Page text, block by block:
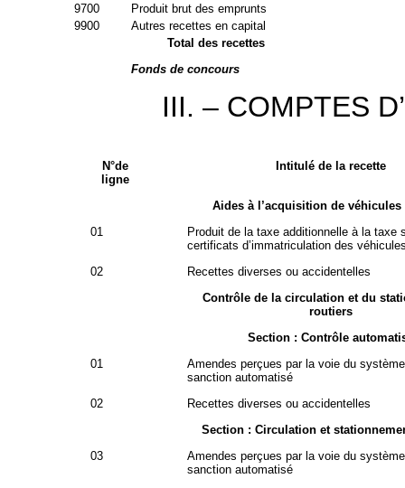
9700
Produit brut des emprunts
9900
Autres recettes en capital
Total des recettes
Fonds de concours
III. – COMPTES
N°de
ligne
Intitulé de la recette
Aides à l’acquisition de
01
Produit de la taxe additionnelle à la taxe
certificats d’immatriculation des
02
Recettes diverses ou accidentelles
Contrôle de la circulation et du
routiers
Section : Contrôle
01
Amendes perçues par la voie du
sanction automatisé
02
Recettes diverses ou accidentelles
Section : Circulation et
03
Amendes perçues par la voie du
sanction automatisé